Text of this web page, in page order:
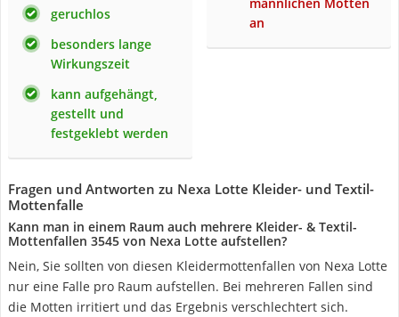
geruchlos
besonders lange
Wirkungszeit
kann aufgehängt,
gestellt und
festgeklebt werden
an
Fragen und Antworten zu Nexa Lotte Kleider- und Textil-
Mottenfalle
Kann man in einem Raum auch mehrere Kleider- & Textil-
Mottenfallen 3545 von Nexa Lotte aufstellen?
Nein, Sie sollten von diesen Kleidermottenfallen von Nexa Lotte
nur eine Falle pro Raum aufstellen. Bei mehreren Fallen sind
die Motten irritiert und das Ergebnis verschlechtert sich.